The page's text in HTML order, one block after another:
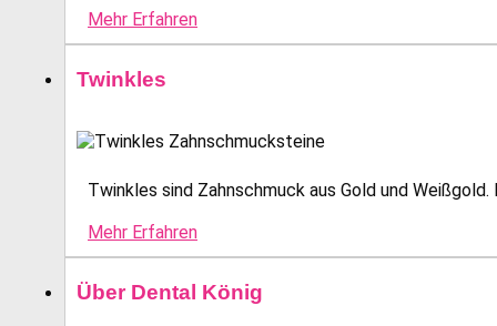
Mehr Erfahren
Twinkles
Twinkles sind Zahnschmuck aus Gold und
Mehr Erfahren
Über Dental König